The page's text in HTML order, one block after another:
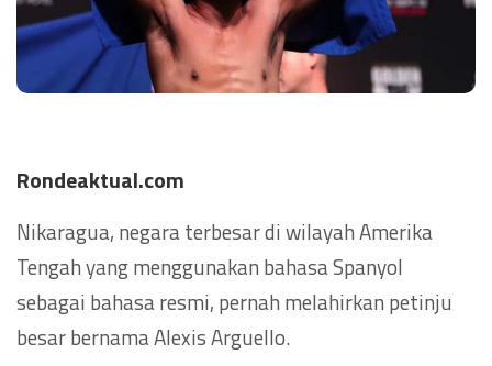
Rondeaktual.com
Nikaragua, negara terbesar di wilayah Amerika
Tengah yang menggunakan bahasa Spanyol
sebagai bahasa resmi, pernah melahirkan petinju
besar bernama Alexis Arguello.